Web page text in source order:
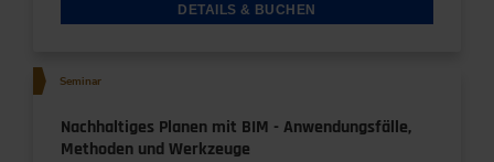
DETAILS & BUCHEN
Seminar
Nachhaltiges Planen mit BIM - Anwendungsfälle,
Methoden und Werkzeuge